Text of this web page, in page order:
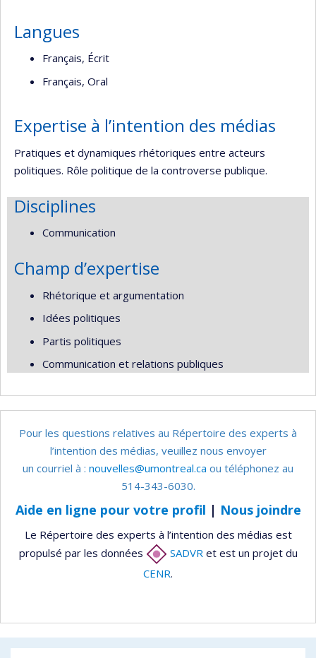
Langues
Français, Écrit
Français, Oral
Expertise à l’intention des médias
Pratiques et dynamiques rhétoriques entre acteurs
politiques. Rôle politique de la controverse publique.
Disciplines
Communication
Champ d’expertise
Rhétorique et argumentation
Idées politiques
Partis politiques
Communication et relations publiques
Pour les questions relatives au Répertoire des experts à
l’intention des médias, veuillez nous envoyer
un courriel à : nouvelles@umontreal.ca ou téléphonez au
514-343-6030.
Aide en ligne pour votre profil | Nous joindre
Le Répertoire des experts à l’intention des médias est
propulsé par les données
SADVR et est un projet du
CENR.